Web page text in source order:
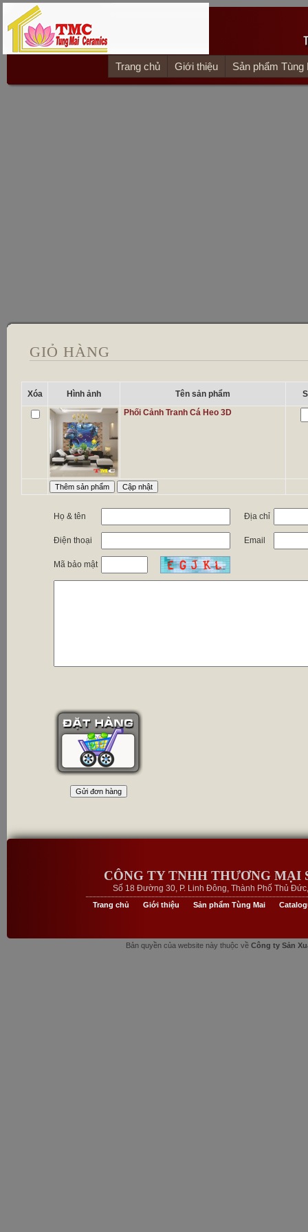
Trang chủ Giới thiệu Sản phẩm Tùng
GIỎ HÀNG
Xóa Hình ảnh Tên sản phẩm
Phối Cảnh Tranh Cá Heo 3D
Họ & tên Địa chỉ
Điện thoại Email
Mã bảo mật
CÔNG TY TNHH THƯƠNG
Số 18 Đường 30, P. Linh Đông, Thành Phố Thủ
Trang chủ Giới thiệu Sản phẩm Tùng Mai
Bản quyền của website này thuộc về Công ty Sản